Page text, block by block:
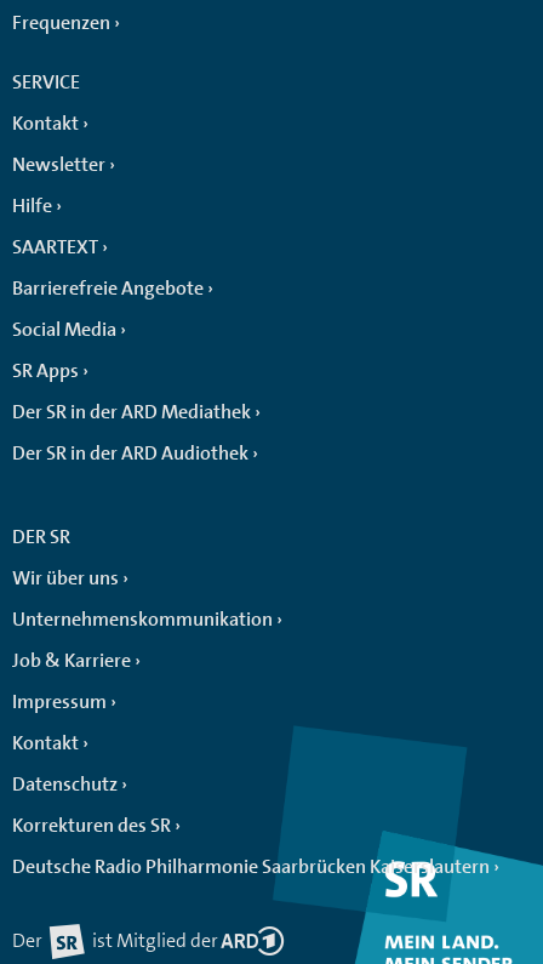
Frequenzen
SERVICE
Kontakt
Newsletter
Hilfe
SAARTEXT
Barrierefreie Angebote
Social Media
SR Apps
Der SR in der ARD Mediathek
Der SR in der ARD Audiothek
DER SR
Wir über uns
Unternehmenskommunikation
Job & Karriere
Impressum
Kontakt
Datenschutz
Korrekturen des SR
Deutsche Radio Philharmonie Saarbrücken Kaiserslautern
Der ist Mitglied der